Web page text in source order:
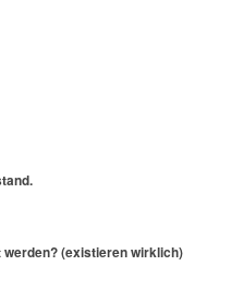
werden? (existieren wirklich)